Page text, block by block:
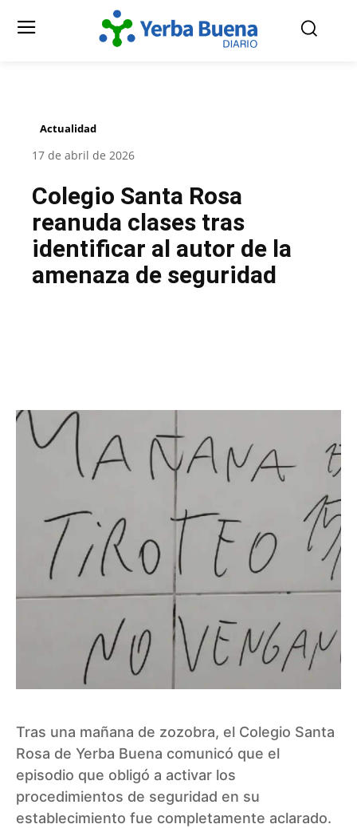
Actualidad
17 de abril de 2026
Colegio Santa Rosa
reanuda clases tras
identificar al autor de la
amenaza de seguridad
Tras una mañana de zozobra, el Colegio Santa
Rosa de Yerba Buena comunicó que el
episodio que obligó a activar los
procedimientos de seguridad en su
establecimiento fue completamente aclarado.